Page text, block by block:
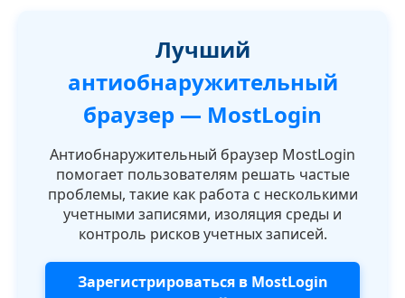
Лучший
антиобнаружительный
браузер — MostLogin
Антиобнаружительный браузер MostLogin
помогает пользователям решать частые
проблемы, такие как работа с несколькими
учетными записями, изоляция среды и
контроль рисков учетных записей.
Зарегистрироваться в MostLogin